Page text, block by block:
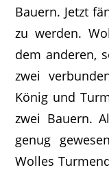
Bauern. Jetzt
zu werden.
dem anderen,
zwei
König und
zwei Bauern.
genug
Wolles